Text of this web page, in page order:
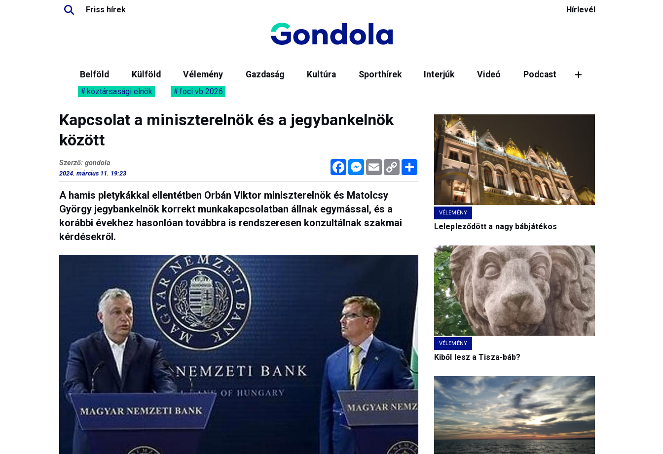
Friss hírek Hírlevél
Belföld Külföld Vélemény Gazdaság Kultúra Sporthírek Interjúk Videó Podcast
köztársasági elnök foci vb 2026
Kapcsolat a miniszterelnök és a jegybankelnök
között
FacebookMessenger
Email Copy
Link
Megosztás
Szerző: gondola
2024. március 11. 19:23
A hamis pletykákkal ellentétben Orbán Viktor miniszterelnök és Matolcsy
György jegybankelnök korrekt munkakapcsolatban állnak egymással, és a
korábbi évekhez hasonlóan továbbra is rendszeresen konzultálnak szakmai
kérdésekről.
VÉLEMÉNY
Lelepleződött a nagy bábjátékos
VÉLEMÉNY
Kiből lesz a Tisza-báb?